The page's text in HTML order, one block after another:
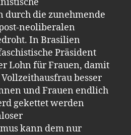
durch die zunehmende
neoliberalen
In Brasilien
Präsident
Lohn für Frauen, damit
besser
und Frauen endlich
gekettet werden
kann dem nur